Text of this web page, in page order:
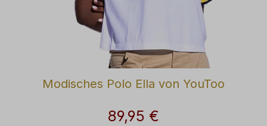
Modisches Polo Ella von YouToo
Regulärer Preis:
89,95 €